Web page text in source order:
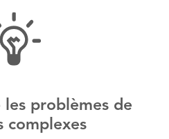
les problèmes de
complexes